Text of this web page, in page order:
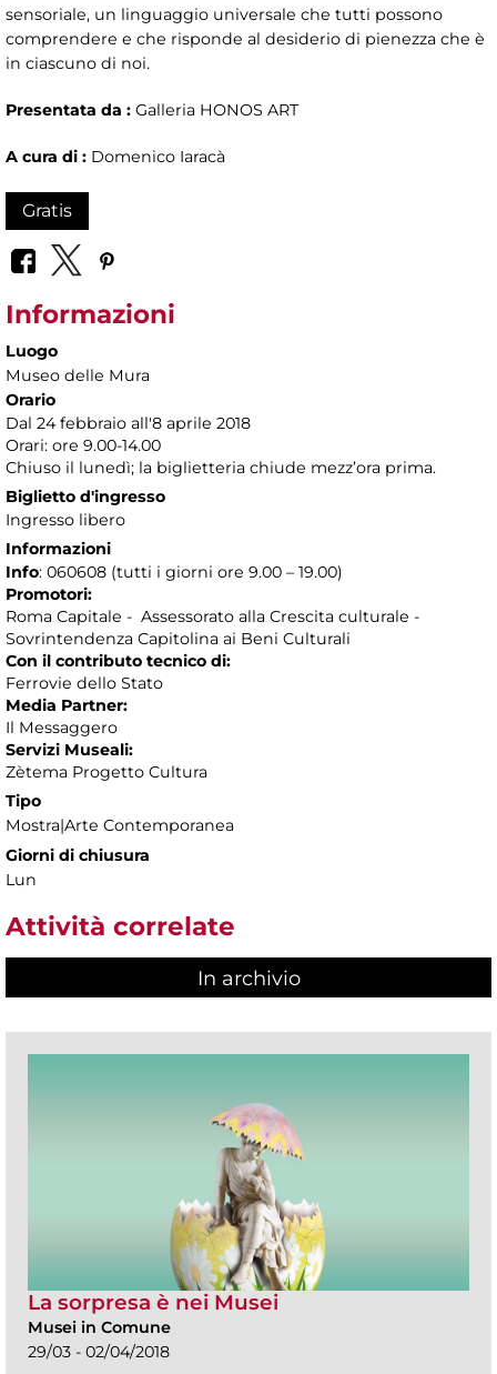
sensoriale, un linguaggio universale che tutti possono
comprendere e che risponde al desiderio di pienezza che è
in ciascuno di noi.
Presentata da : Galleria HONOS ART
A cura di : Domenico Iaracà
Gratis
Informazioni
Luogo
Museo delle Mura
Orario
Dal 24 febbraio all'8 aprile 2018
Orari: ore 9.00-14.00
Chiuso il lunedì; la biglietteria chiude mezz’ora prima.
Biglietto d'ingresso
Ingresso libero
Informazioni
Info: 060608 (tutti i giorni ore 9.00 – 19.00)
Promotori:
Roma Capitale - Assessorato alla Crescita culturale -
Sovrintendenza Capitolina ai Beni Culturali
Con il contributo tecnico di:
Ferrovie dello Stato
Media Partner:
Il Messaggero
Servizi Museali:
Zètema Progetto Cultura
Tipo
Mostra|Arte Contemporanea
Giorni di chiusura
Lun
Attività correlate
In archivio
La sorpresa è nei Musei
Musei in Comune
29/03 - 02/04/2018